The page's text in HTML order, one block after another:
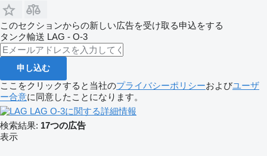
このセクションからの新しい広告を受け取る申込をする
タンク輸送 LAG - O-3
申し込む
ここをクリックすると当社のプライバシーポリシーおよびユーザ
ー合意に同意したことになります。
LAG O-3に関する詳細情報
検索結果: 17つの広告
表示